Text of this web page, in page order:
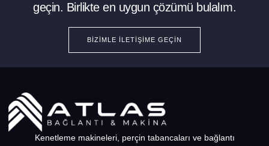
geçin. Birlikte en uygun çözümü bulalım.
BIZIMLE İLETIŞIME GEÇIN
Kenetleme makineleri, perçin tabancaları ve bağlantı